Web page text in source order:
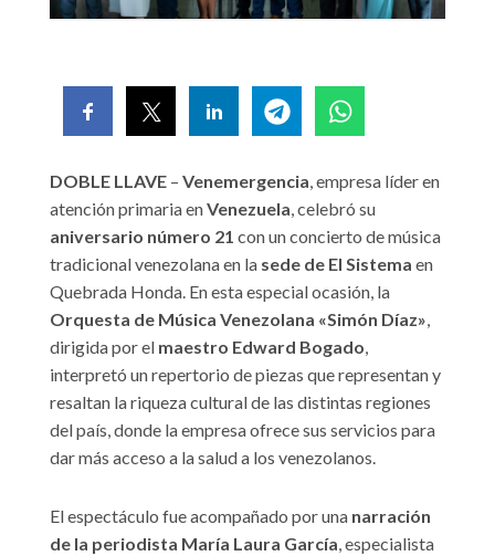
DOBLE LLAVE – Venemergencia, empresa líder en
atención primaria enVenezuela, celebró su
aniversario número 21 con un concierto de música
tradicional venezolana en la sede de El Sistema en
Quebrada Honda. En esta especial ocasión, la
Orquesta de Música Venezolana «Simón Díaz»,
dirigida por el maestro Edward Bogado,
interpretó un repertorio de piezas que representan y
resaltan la riqueza cultural de las distintas regiones
del país, donde la empresa ofrece sus servicios para
dar más acceso a la salud a los venezolanos.
El espectáculo fue acompañado por una narración
de la periodista María Laura García, especialista